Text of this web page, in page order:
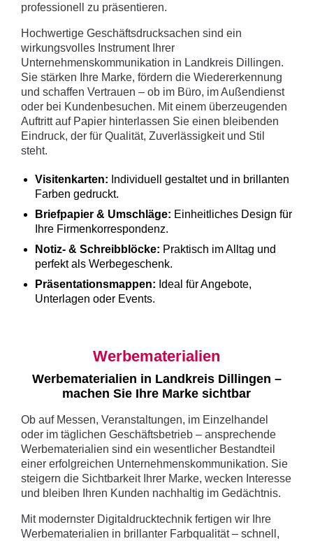
professionell zu präsentieren.
Hochwertige Geschäftsdrucksachen sind ein
wirkungsvolles Instrument Ihrer
Unternehmenskommunikation in Landkreis Dillingen.
Sie stärken Ihre Marke, fördern die Wiedererkennung
und schaffen Vertrauen – ob im Büro, im Außendienst
oder bei Kundenbesuchen. Mit einem überzeugenden
Auftritt auf Papier hinterlassen Sie einen bleibenden
Eindruck, der für Qualität, Zuverlässigkeit und Stil
steht.
Visitenkarten: Individuell gestaltet und in brillanten
Farben gedruckt.
Briefpapier & Umschläge: Einheitliches Design für
Ihre Firmenkorrespondenz.
Notiz- & Schreibblöcke: Praktisch im Alltag und
perfekt als Werbegeschenk.
Präsentationsmappen: Ideal für Angebote,
Unterlagen oder Events.
Werbematerialien
Werbematerialien in Landkreis Dillingen –
machen Sie Ihre Marke sichtbar
Ob auf Messen, Veranstaltungen, im Einzelhandel
oder im täglichen Geschäftsbetrieb – ansprechende
Werbematerialien sind ein wesentlicher Bestandteil
einer erfolgreichen Unternehmenskommunikation. Sie
steigern die Sichtbarkeit Ihrer Marke, wecken Interesse
und bleiben Ihren Kunden nachhaltig im Gedächtnis.
Mit modernster Digitaldrucktechnik fertigen wir Ihre
Werbematerialien in brillanter Farbqualität – schnell,